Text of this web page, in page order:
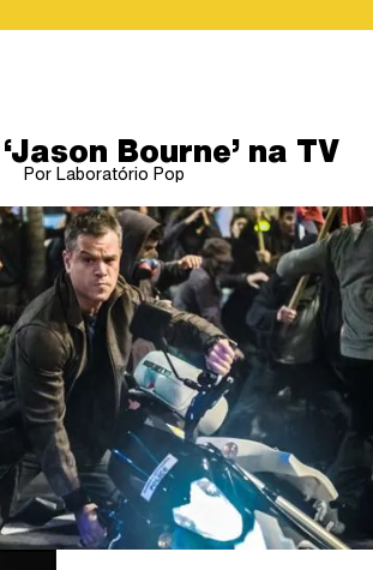
Bourne’ na TV
Por Laboratório Pop